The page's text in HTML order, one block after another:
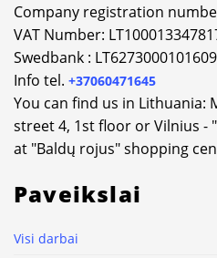
Company registration
VAT Number:
Swedbank :
Info tel. +37060471645
You can find us in Lithuania:
street 4, 1st floor or Vilnius -
at "Baldų rojus" shopping
Paveikslai
Visi darbai